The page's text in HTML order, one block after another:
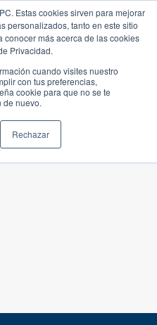
Estas cookies sirven para mejorar
personalizados, tanto en este sitio
conocer más acerca de las cookies
Privacidad.
cuando visites nuestro
con tus preferencias,
cookie para que no se te
de nuevo.
Rechazar